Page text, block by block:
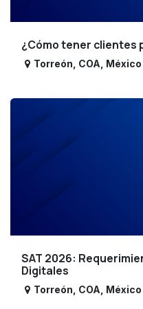
¿Cómo tener clientes
Torreón COA México
SAT 2026:
Digitales
Torreón COA México